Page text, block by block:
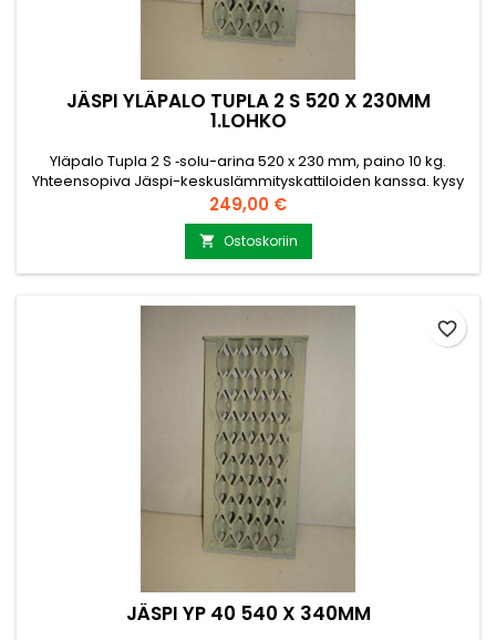
JÄSPI YLÄPALO TUPLA 2 S 520 X 230MM
1.LOHKO
Yläpalo Tupla 2 S ‑solu-arina 520 x 230 mm, paino 10 kg.
Yhteensopiva Jäspi-keskuslämmityskattiloiden kanssa. kysy
lisätietoja ja lisämittoja myynti@puuvirrat.fi Ainevahvuus 30 X
6 mm Jäspi Tupla 2 S
Hinta
249,00 €
 Ostoskoriin
JÄSPI YP 40 540 X 340MM
favorite_border